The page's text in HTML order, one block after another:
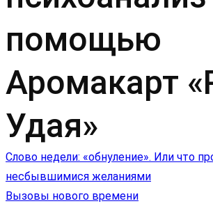
помощью
Аромакарт
Удая»
Навигация
по
Слово недели: «обнуление». Или что
несбывшимися желаниями
Вызовы нового времени